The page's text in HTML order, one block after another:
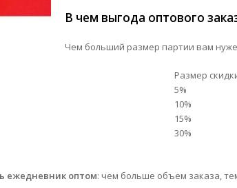
В чем выгода оптового
Чем больший размер партии вам
Размер
5%
10%
15%
30%
ежедневник оптом: чем больше объем заказа,